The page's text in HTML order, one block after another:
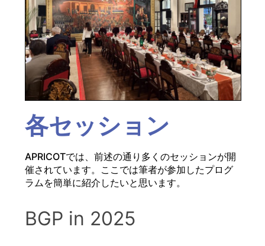
各セッション
APRICOTでは、前述の通り多くのセッションが開
催されています。ここでは筆者が参加したプログ
ラムを簡単に紹介したいと思います。
BGP in 2025